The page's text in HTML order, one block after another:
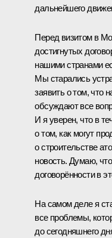
дальнейшего
Перед визитом в
достигнутых
нашими странами
Мы старались
заявить о том, что
обсуждают все
И я уверен, что в
о том, как могут
о строительстве
новость. Думаю,
договорённости в
На самом деле я
все проблемы,
до сегодняшнего